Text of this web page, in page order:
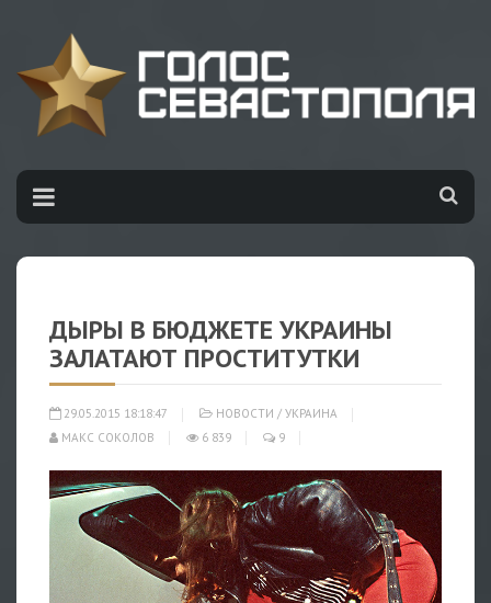
ДЫРЫ В БЮДЖЕТЕ УКРАИНЫ
ЗАЛАТАЮТ ПРОСТИТУТКИ
29.05.2015 18:18:47 НОВОСТИ / УКРАИНА
МАКС СОКОЛОВ
6 839 9